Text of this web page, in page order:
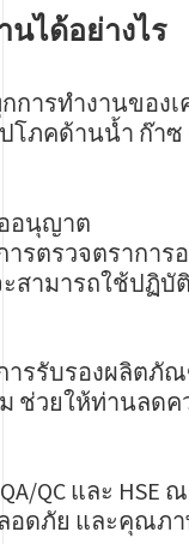
นได้อย่างไร
ารทำงานของเ
โภคด้านน้ำ ก๊าซ
อนุญาต
ารตรวจตรากา
สามารถใช้ปฏิ
ารรับรองผลิตภั
ช่วยให้ท่านลด
QC และ
อดภัย และคุณภา